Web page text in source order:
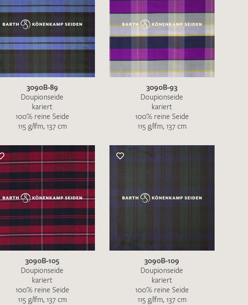
Daten zur Beantwortung meiner Musteranfrage
ich zur Kenntnis genommen und akzeptiere diese.
SENDEN
3090B-89
Doupionseide
kariert
100% reine Seide
115 g/lfm, 137 cm
3090B-93
Doupionseide
kariert
100% reine Seide
115 g/lfm, 137 cm
3090B-105
Doupionseide
kariert
100% reine Seide
115 g/lfm, 137 cm
3090B-109
Doupionseide
kariert
100% reine Seide
115 g/lfm, 137 cm